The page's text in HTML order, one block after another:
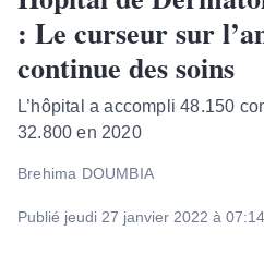
: Le curseur sur
continue des soins
L’hôpital a accompli 48.150
32.800 en 2020
Brehima DOUMBIA
Publié jeudi 27 janvier 2022 à 07:14